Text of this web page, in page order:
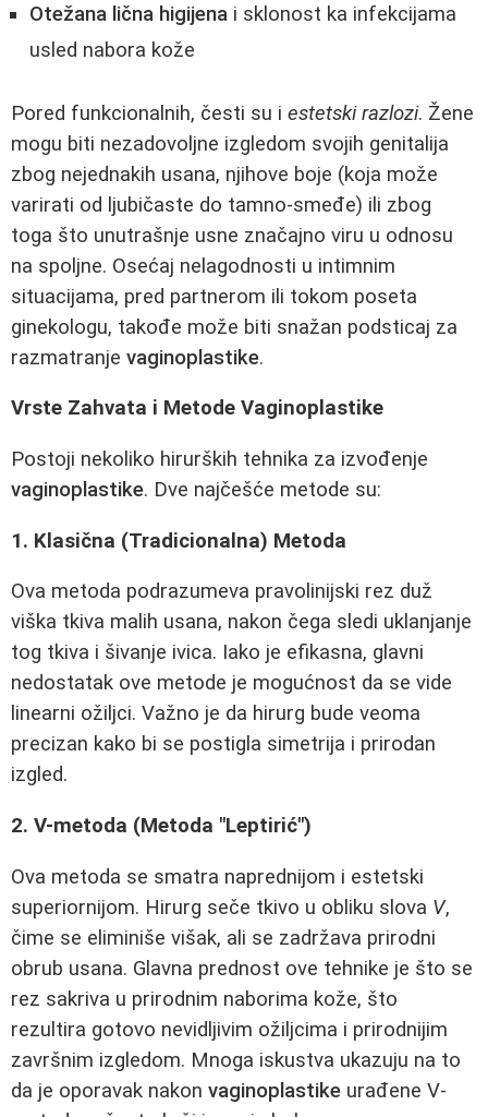
Otežana lična higijena i sklonost ka infekcijama
usled nabora kože
Pored funkcionalnih, česti su i estetski razlozi. Žene
mogu biti nezadovoljne izgledom svojih genitalija
zbog nejednakih usana, njihove boje (koja može
varirati od ljubičaste do tamno-smeđe) ili zbog
toga što unutrašnje usne značajno viru u odnosu
na spoljne. Osećaj nelagodnosti u intimnim
situacijama, pred partnerom ili tokom poseta
ginekologu, takođe može biti snažan podsticaj za
razmatranje vaginoplastike.
Vrste Zahvata i Metode Vaginoplastike
Postoji nekoliko hirurških tehnika za izvođenje
vaginoplastike. Dve najčešće metode su:
1. Klasična (Tradicionalna) Metoda
Ova metoda podrazumeva pravolinijski rez duž
viška tkiva malih usana, nakon čega sledi uklanjanje
tog tkiva i šivanje ivica. Iako je efikasna, glavni
nedostatak ove metode je mogućnost da se vide
linearni ožiljci. Važno je da hirurg bude veoma
precizan kako bi se postigla simetrija i prirodan
izgled.
2. V-metoda (Metoda "Leptirić")
Ova metoda se smatra naprednijom i estetski
superiornijom. Hirurg seče tkivo u obliku slova V,
čime se eliminiše višak, ali se zadržava prirodni
obrub usana. Glavna prednost ove tehnike je što se
rez sakriva u prirodnim naborima kože, što
rezultira gotovo nevidljivim ožiljcima i prirodnijim
završnim izgledom. Mnoga iskustva ukazuju na to
da je oporavak nakon vaginoplastike urađene V-